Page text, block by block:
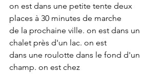
on est dans une petite tente deux
places à 30 minutes de marche
de la prochaine ville. on est dans un
chalet près d'un lac. on est
dans une roulotte dans le fond d'un
champ. on est chez